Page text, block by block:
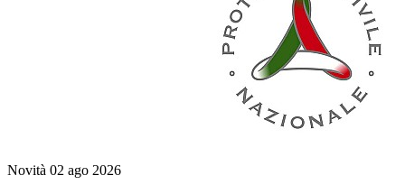
Novità 02 ago 2026